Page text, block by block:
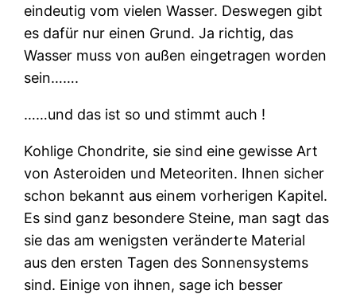
eindeutig vom vielen Wasser. Deswegen gibt
es dafür nur einen Grund. Ja richtig, das
Wasser muss von außen eingetragen worden
sein…….
……und das ist so und stimmt auch !
Kohlige Chondrite, sie sind eine gewisse Art
von Asteroiden und Meteoriten. Ihnen sicher
schon bekannt aus einem vorherigen Kapitel.
Es sind ganz besondere Steine, man sagt das
sie das am wenigsten veränderte Material
aus den ersten Tagen des Sonnensystems
sind. Einige von ihnen, sage ich besser